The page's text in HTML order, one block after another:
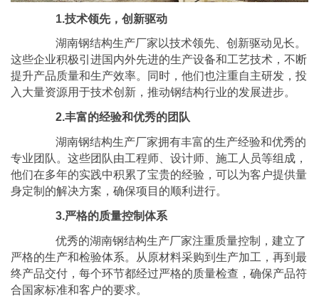
1.技术领先，创新驱动
湖南钢结构生产厂家以技术领先、创新驱动见长。
这些企业积极引进国内外先进的生产设备和工艺技术，不断
提升产品质量和生产效率。同时，他们也注重自主研发，投
入大量资源用于技术创新，推动钢结构行业的发展进步。
2.丰富的经验和优秀的团队
湖南钢结构生产厂家拥有丰富的生产经验和优秀的
专业团队。这些团队由工程师、设计师、施工人员等组成，
他们在多年的实践中积累了宝贵的经验，可以为客户提供量
身定制的解决方案，确保项目的顺利进行。
3.严格的质量控制体系
优秀的湖南钢结构生产厂家注重质量控制，建立了
严格的生产和检验体系。从原材料采购到生产加工，再到最
终产品交付，每个环节都经过严格的质量检查，确保产品符
合国家标准和客户的要求。